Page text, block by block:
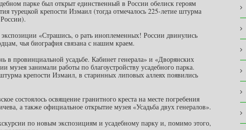
парке был открыт единственный в России обелиск героям
турецкой крепости Измаил (тогда отмечалось 225-летие штурма
«Страшись, о рать иноплеменных! России двинулись
чья биография связана с нашим краем.
провинциальной усадьбе. Кабинет генерала» и «Дворянских
музея занимали работы по благоустройству усадебного парка.
крепости Измаил, в старинных липовых аллеях появились
состоялось освящение гранитного креста на месте погребения
а также официальное открытие музея «Усадьба двух генералов».
по новым экспозициям и усадебному парку и, помимо этого,